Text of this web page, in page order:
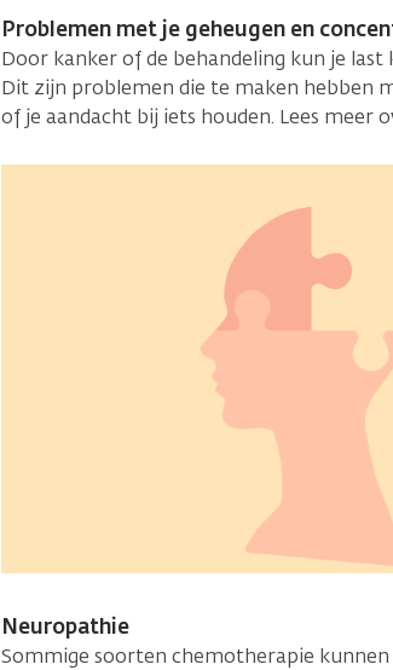
Problemen met je geheugen en
Door kanker of de behandeling kun je
Dit zijn problemen die te maken hebben
of je aandacht bij iets houden. Lees meer
Neuropathie
Sommige soorten chemotherapie